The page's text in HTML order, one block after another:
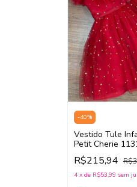
-40%
Vestido Tule
Petit Cherie
(Vermelho)
R$215,94
4 x de R$53,99 sem